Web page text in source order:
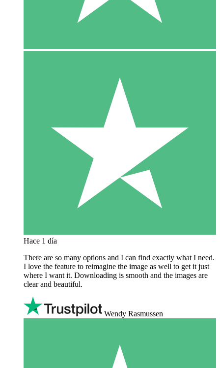
Hace 1 día
There are so many options and I can find exactly what I need.
I love the feature to reimagine the image as well to get it just
where I want it. Downloading is smooth and the images are
clear and beautiful.
Wendy Rasmussen